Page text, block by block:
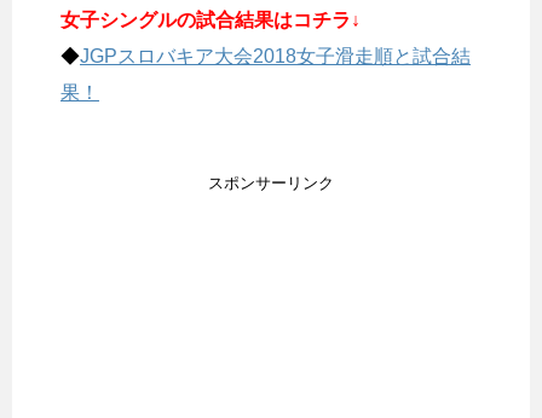
女子シングルの試合結果はコチラ↓
◆JGPスロバキア大会2018女子滑走順と試合結
果！
スポンサーリンク